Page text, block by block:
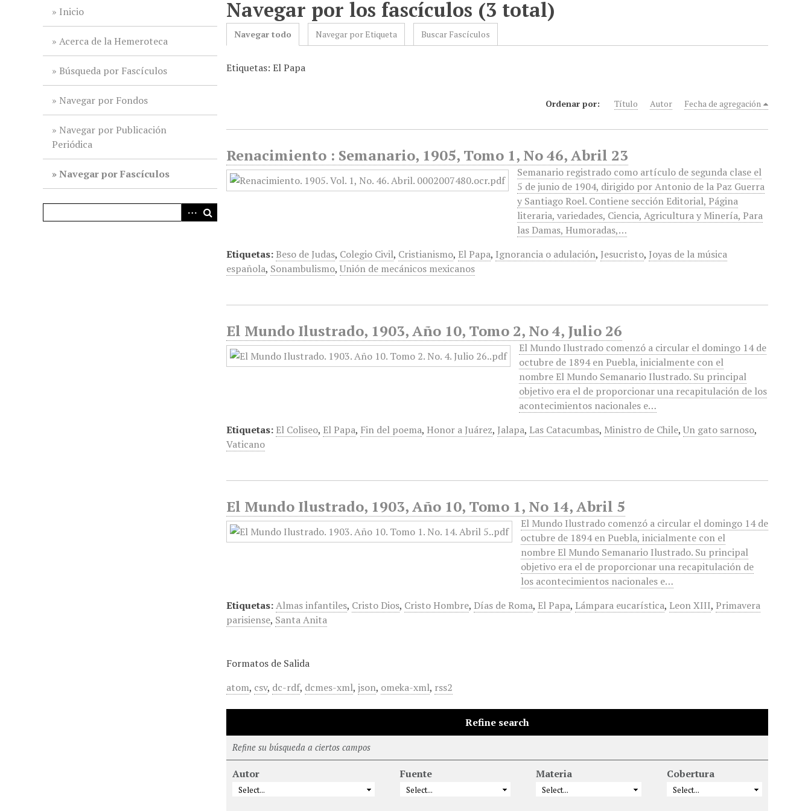
Inicio
Acerca de la Hemeroteca
Búsqueda por Fascículos
Navegar por Fondos
Navegar por Publicación
Periódica
Navegar por Fascículos
Navegar por los fascículos (3 total)
Navegar todo Navegar por Etiqueta Buscar Fascículos
Etiquetas: El Papa
Ordenar por: Título Autor Fecha de agregación
Renacimiento : Semanario, 1905, Tomo 1, No 46, Abril 23
Semanario registrado como artículo de segunda clase el
5 de junio de 1904, dirigido por Antonio de la Paz Guerra
y Santiago Roel. Contiene sección Editorial, Página
literaria, variedades, Ciencia, Agricultura y Minería, Para
las Damas, Humoradas,…
Etiquetas: Beso de Judas, Colegio Civil, Cristianismo, El Papa, Ignorancia o adulación, Jesucristo, Joyas de la música
española, Sonambulismo,Unión de mecánicos mexicanos
El Mundo Ilustrado, 1903, Año 10, Tomo 2, No 4, Julio 26
El Mundo Ilustrado comenzó a circular el domingo 14 de
octubre de 1894 en Puebla, inicialmente con el
nombre El Mundo Semanario Ilustrado. Su principal
objetivo era el de proporcionar una recapitulación de los
acontecimientos nacionales e…
Etiquetas: El Coliseo, El Papa, Fin del poema, Honor a Juárez, Jalapa, Las Catacumbas, Ministro de Chile,Un gato sarnoso,
Vaticano
El Mundo Ilustrado, 1903, Año 10, Tomo 1, No 14, Abril 5
El Mundo Ilustrado comenzó a circular el domingo 14 de
octubre de 1894 en Puebla, inicialmente con el
nombre El Mundo Semanario Ilustrado. Su principal
objetivo era el de proporcionar una recapitulación de
los acontecimientos nacionales e…
Etiquetas:Almas infantiles, Cristo Dios, Cristo Hombre, Días de Roma, El Papa, Lámpara eucarística, Leon XIII, Primavera
parisiense, Santa Anita
Formatos de Salida
atom, csv, dc-rdf, dcmes-xml,json, omeka-xml, rss2
Refine search
Refine su búsqueda a ciertos campos
Autor Fuente Materia Cobertura